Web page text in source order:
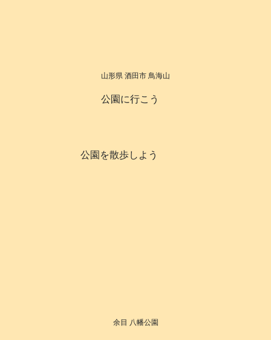
山形県 酒田市 鳥海山
公園に行こう
公園を散歩しよう
余目 八幡公園